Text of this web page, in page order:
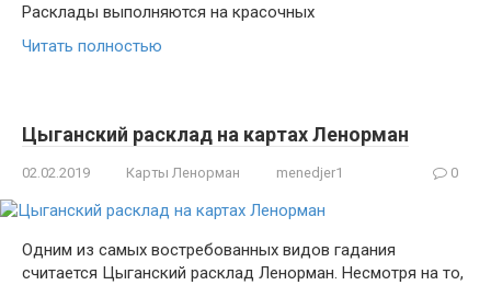
Расклады выполняются на красочных
Читать полностью
Цыганский расклад на картах Ленорман
02.02.2019 Карты Ленорман menedjer1 0
Одним из самых востребованных видов гадания
считается Цыганский расклад Ленорман. Несмотря на то,